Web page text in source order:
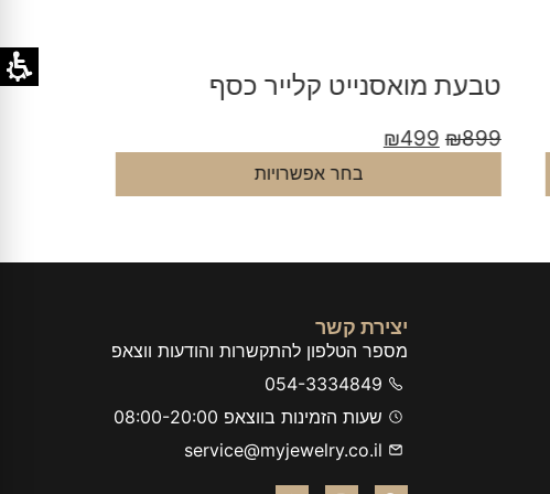
טבעת מואסנייט קלייר כסף
₪899
₪499
בחר אפשרויות
יצירת קשר
מספר הטלפון להתקשרות והודעות ווצאפ
054-3334849
שעות הזמינות בווצאפ 08:00-20:00
service@myjewelry.co.il